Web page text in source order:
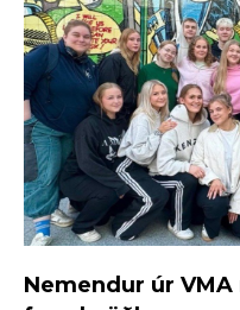
Nemendur úr